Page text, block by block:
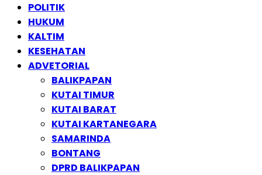
POLITIK
HUKUM
KALTIM
KESEHATAN
ADVETORIAL
BALIKPAPAN
KUTAI TIMUR
KUTAI BARAT
KUTAI KARTANEGARA
SAMARINDA
BONTANG
DPRD BALIKPAPAN